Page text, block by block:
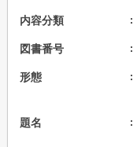
内容分類
図書番号
形態
題名